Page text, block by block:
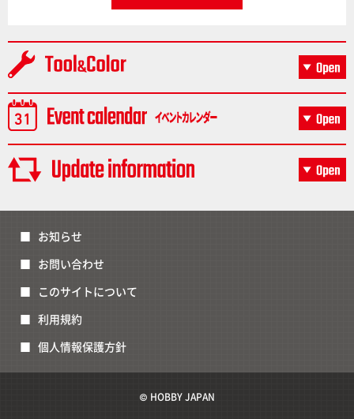
お知らせ
お問い合わせ
このサイトについて
利用規約
個人情報保護方針
© HOBBY JAPAN